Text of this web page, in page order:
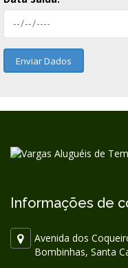
Enviar Dados
Informações de
Avenida dos
Bombinhas, Santa